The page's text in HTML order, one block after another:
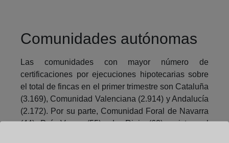
Comunidades autónomas
Las comunidades con mayor número de
certificaciones por ejecuciones hipotecarias sobre
el total de fincas en el primer trimestre son Cataluña
(3.169), Comunidad Valenciana (2.914) y Andalucía
(2.172). Por su parte, Comunidad Foral de Navarra
(44), País Vasco (55) y La Rioja (62) registran el